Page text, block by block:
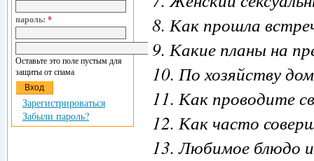
8. Как прошла
9. Какие планы на
10. По хозяйству
11. Как проводите
12. Как часто
13. Любимое блюдо
пароль: *
Оставьте это поле пустым для
защиты от спама
Зарегистрироваться
Забыли пароль?